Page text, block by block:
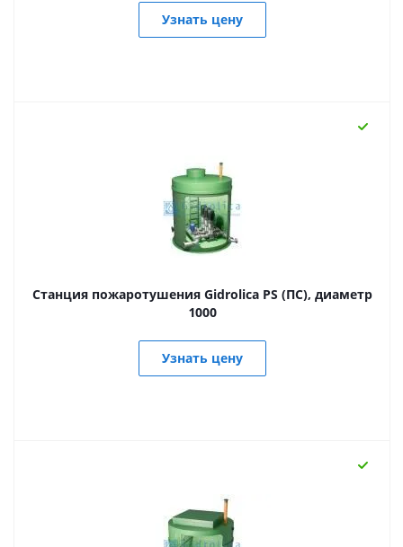
Узнать цену
Станция пожаротушения Gidrolica PS (ПС), диаметр
1000
Узнать цену